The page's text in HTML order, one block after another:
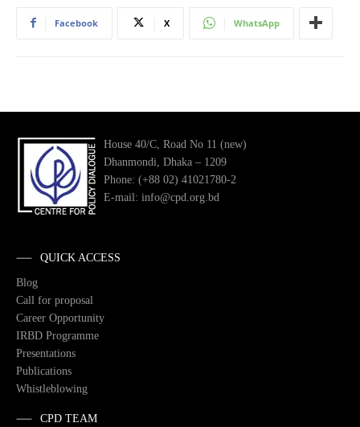
Facebook X WhatsApp
House 40/C, Road No 11 (new)
Dhanmondi, Dhaka – 1209
Phone: (+88 02) 41021780-2
E-mail: info@cpd.org.bd
QUICK ACCESS
Blog
Call for proposal
Career Opportunity
IRBD Programme
Presentations
Publications
Whistleblowing
CPD TEAM